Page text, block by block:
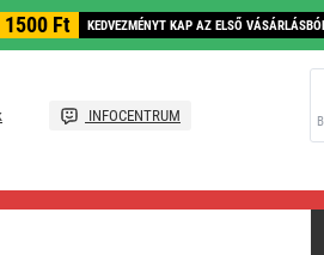
1500 Ft KEDVEZMÉNYT KAP AZ ELSŐ
INFOCENTRUM